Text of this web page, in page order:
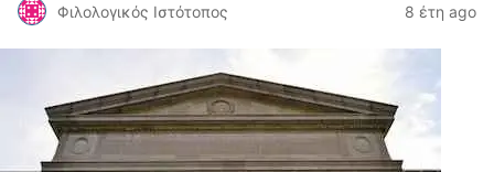
Φιλολογικός Ιστότοπος 8 έτη ago